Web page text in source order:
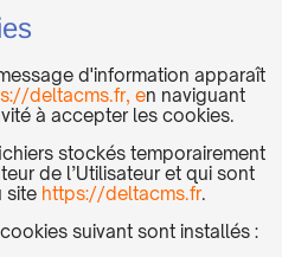
d'information apparaît
deltacms.fr, en naviguant
à accepter les cookies.
stockés temporairement
de l’Utilisateur et qui sont
site https://deltacms.fr.
suivant sont installés :